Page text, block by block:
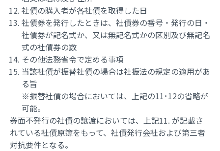
社債の購入者が各社債を取得した日
社債券を発行したときは、社債券の番号・発行の日・
社債券が記名式か、又は無記名式かの区別及び無記名
式の社債券の数
その他法務省令で定める事項
当該社債が振替社債の場合は社振法の規定の適用があ
る旨
※振替社債の場合においては、上記の11･12の省略が
可能。
券面不発行の社債の譲渡においては、上記11. が記載さ
れている社債原簿をもって、社債発行会社および第三者
対抗要件となる。